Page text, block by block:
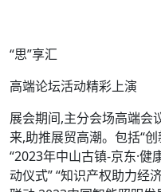
“思”享汇
高端论坛活动精彩上演
展会期间,主分会场高端会
来,助推展贸高潮。包括“
“2023年中山古镇-京东·
动仪式” “知识产权助力经